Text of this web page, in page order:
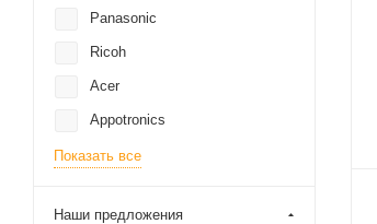
Panasonic
Ricoh
Acer
Appotronics
Показать все
Наши предложения